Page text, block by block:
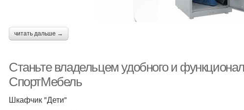
читать дальше →
Станьте владельцем удобного и
СпортМебель
Шкафчик "Дети"